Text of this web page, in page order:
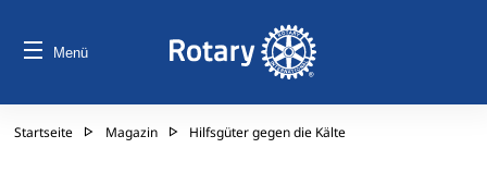
Menü
Startseite Magazin Hilfsgüter gegen die Kälte